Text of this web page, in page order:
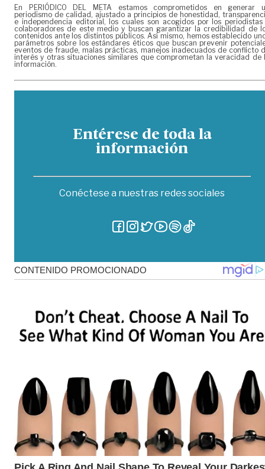
En PERIÓDICO DEL META estamos comprometidos en generar
periodismo de calidad, ajustado a principios de honestidad,
e independencia editorial, los cuales son acogidos por los periodistas
colaboradores de este medio y buscan garantizar la credibilidad de
contenidos ante los distintos públicos. Así mismo, hemos establecido
parámetros sobre los estándares éticos que buscan prevenir
eventos de fraude, malas prácticas, manejos inadecuados de conflicto
interés y otras situaciones similares que comprometan la veracidad de
información.
Entérese de toda la
información
Conéctese a nuestras redes sociales